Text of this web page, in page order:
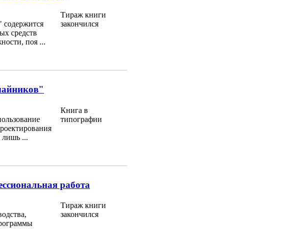
средств
поя ...
Тираж книги
закончился
лишь ...
Книга в
типографии
работа
Тираж книги
закончился